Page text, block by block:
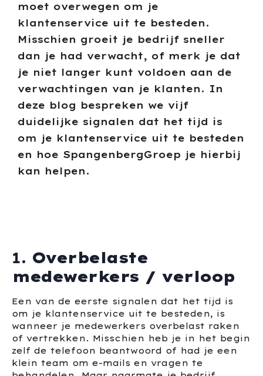
moet overwegen om je
klantenservice uit te besteden.
Misschien groeit je bedrijf sneller
dan je had verwacht, of merk je dat
je niet langer kunt voldoen aan de
verwachtingen van je klanten. In
deze blog bespreken we vijf
duidelijke signalen dat het tijd is
om je klantenservice uit te besteden
en hoe SpangenbergGroep je hierbij
kan helpen.
1. Overbelaste
medewerkers / verloop
Een van de eerste signalen dat het tijd is
om je klantenservice uit te besteden, is
wanneer je medewerkers overbelast raken
of vertrekken. Misschien heb je in het begin
zelf de telefoon beantwoord of had je een
klein team om e-mails en vragen te